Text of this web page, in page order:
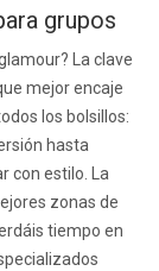
grupos
La clave
mejor encaje
los bolsillos:
hasta
con estilo. La
zonas de
tiempo en